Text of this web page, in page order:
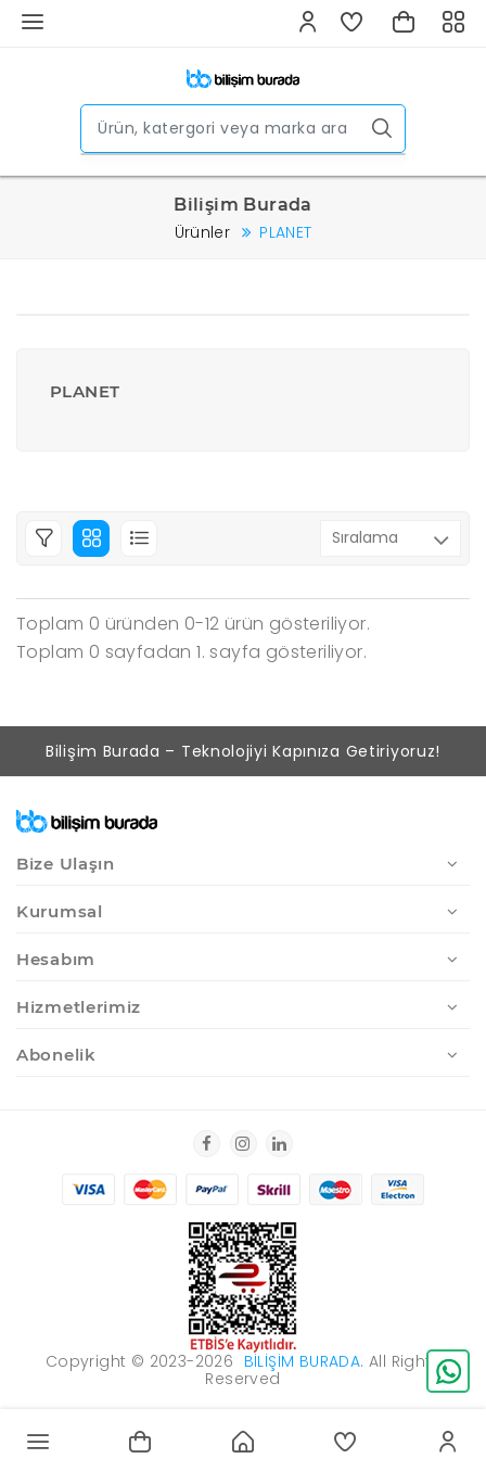
Bilişim Burada
Ürünler PLANET
PLANET
Toplam 0 üründen 0-12 ürün gösteriliyor.
Toplam 0 sayfadan 1. sayfa gösteriliyor.
Bilişim Burada – Teknolojiyi Kapınıza Getiriyoruz!
Bize Ulaşın
Kurumsal
Hesabım
Hizmetlerimiz
Abonelik
Copyright © 2023-2026 BILIŞIM BURADA. All Rights
Reserved